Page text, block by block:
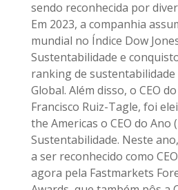
sendo reconhecida por
Em 2023, a companhia
mundial no Índice Dow
Sustentabilidade e
ranking de sustentabilidade
Global. Além disso, o CEO
Francisco Ruiz-Tagle, foi
the Americas o CEO do Ano
Sustentabilidade. Neste
a ser reconhecido como
agora pela Fastmarkets